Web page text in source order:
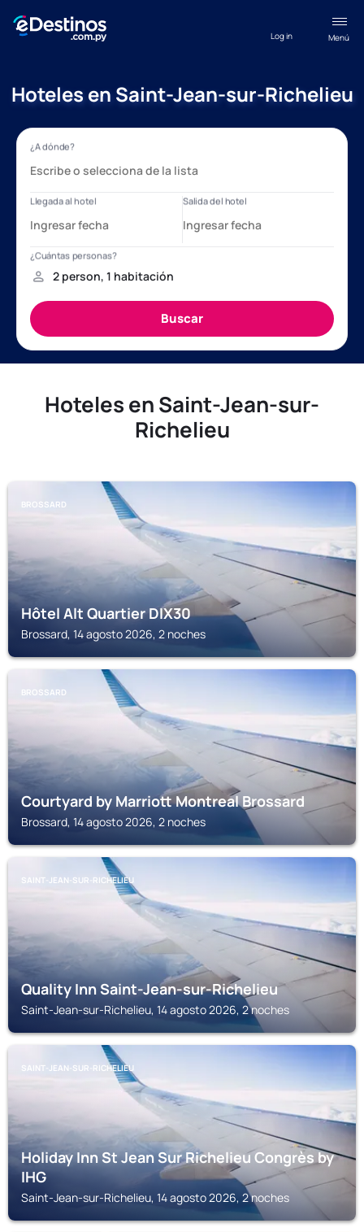
Menú
Log in
Hoteles en Saint-Jean-sur-Richelieu
Hoteles en Saint-Jean-sur-
Richelieu
BROSSARD
Hôtel Alt Quartier DIX30
Brossard, 14 agosto 2026, 2 noches
BROSSARD
Courtyard by Marriott Montreal Brossard
Brossard, 14 agosto 2026, 2 noches
SAINT-JEAN-SUR-RICHELIEU
Quality Inn Saint-Jean-sur-Richelieu
Saint-Jean-sur-Richelieu, 14 agosto 2026, 2 noches
SAINT-JEAN-SUR-RICHELIEU
Holiday Inn St Jean Sur Richelieu Congrès by
IHG
Saint-Jean-sur-Richelieu, 14 agosto 2026, 2 noches